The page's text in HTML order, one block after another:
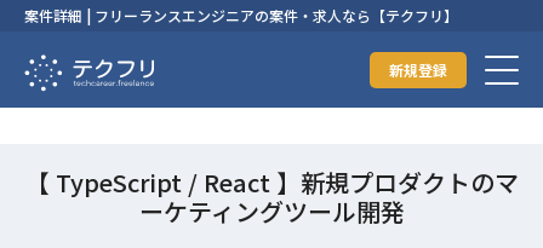
案件詳細 | フリーランスエンジニアの案件・求人なら【テクフリ】
新規登録
【 TypeScript / React 】新規プロダクトのマ
ーケティングツール開発